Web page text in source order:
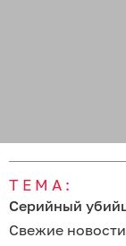
ТЕМА:
Серийный
Свежие